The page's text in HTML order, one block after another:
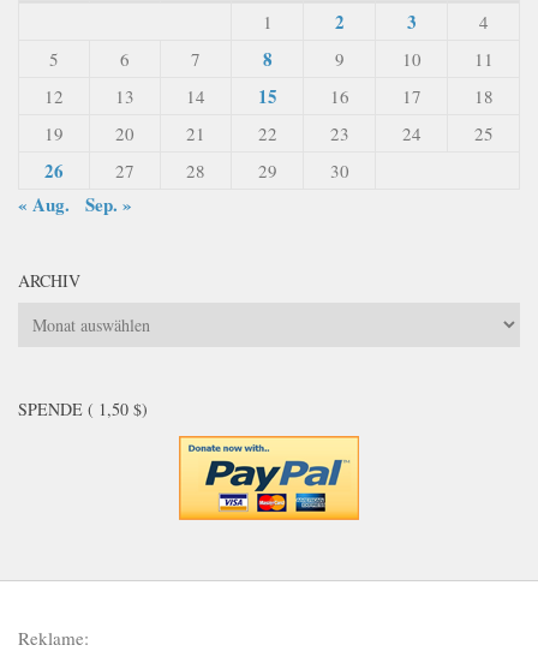
1 2 3
4
5
6 7 8 9 10
11
12
13 14 15 16 17
18
19
20 21 22 23 24 25
26 27 28 29 30
« Aug. Sep. »
ARCHIV
Archiv
SPENDE ( 1,50 $)
Reklame: